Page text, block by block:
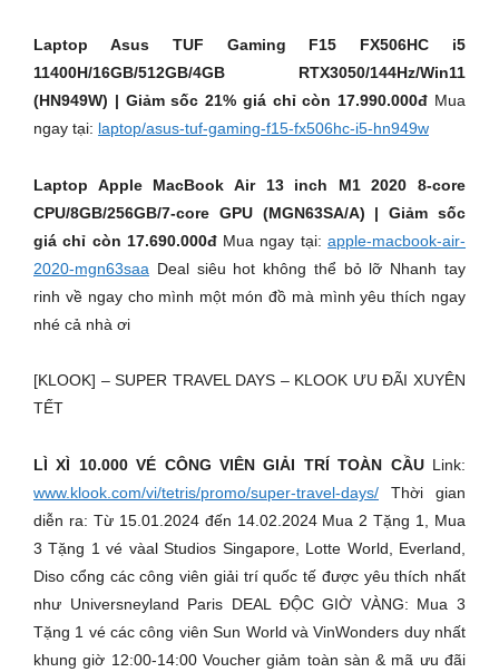
Laptop Asus TUF Gaming F15 FX506HC i5
11400H/16GB/512GB/4GB RTX3050/144Hz/Win11
(HN949W) | Giảm sốc 21% giá chỉ còn 17.990.000đ Mua
ngay tại: laptop/asus-tuf-gaming-f15-fx506hc-i5-hn949w
Laptop Apple MacBook Air 13 inch M1 2020 8-core
CPU/8GB/256GB/7-core GPU (MGN63SA/A) | Giảm sốc
giá chỉ còn 17.690.000đMua ngay tại:apple-macbook-air-
2020-mgn63saa Deal siêu hot không thể bỏ lỡ Nhanh tay
rinh về ngay cho mình một món đồ mà mình yêu thích ngay
nhé cả nhà ơi
[KLOOK] – SUPER TRAVEL DAYS – KLOOK ƯU ĐÃI XUYÊN
TẾT
LÌ XÌ 10.000 VÉ CÔNG VIÊN GIẢI TRÍ TOÀN CẦULink:
www.klook.com/vi/tetris/promo/super-travel-days/ Thời gian
diễn ra: Từ 15.01.2024 đến 14.02.2024 Mua 2 Tặng 1, Mua
3 Tặng 1 vé vàal Studios Singapore, Lotte World, Everland,
Diso cổng các công viên giải trí quốc tế được yêu thích nhất
như Universneyland Paris DEAL ĐỘC GIỜ VÀNG: Mua 3
Tặng 1 vé các công viên Sun World và VinWonders duy nhất
khung giờ 12:00-14:00 Voucher giảm toàn sàn & mã ưu đãi